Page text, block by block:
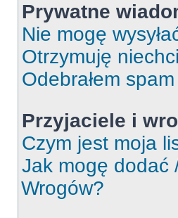
Prywatne
Nie mogę
Otrzymuję
Odebrałem
Przyjaciele i
Czym jest moja
Jak mogę dodać
Wrogów?